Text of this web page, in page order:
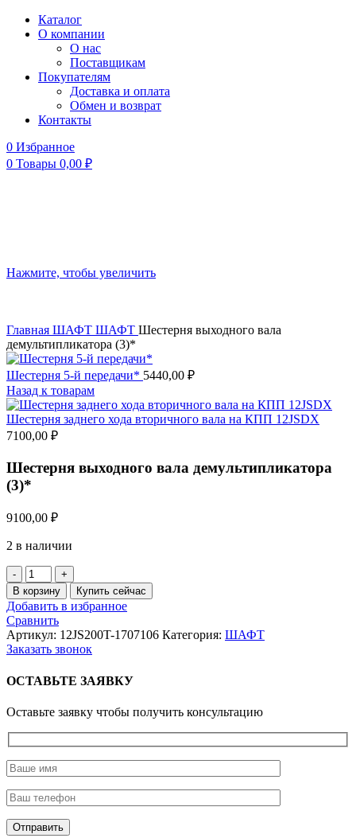
Каталог
О компании
О нас
Поставщикам
Покупателям
Доставка и оплата
Обмен и возврат
Контакты
0 Избранное
0 Товары 0,00 ₽
Нажмите, чтобы увеличить
Главная ШАФТ ШАФТ Шестерня выходного вала
демультипликатора (3)*
Шестерня 5-й передачи* 5440,00 ₽
Назад к товарам
Шестерня заднего хода вторичного вала на КПП 12JSDX
7100,00 ₽
Шестерня выходного вала демультипликатора
(3)*
9100,00 ₽
2 в наличии
Количество
товара
Шестерня
выходного
вала
демультипликатора
(3)*
В корзину Купить сейчас
Добавить в избранное
Сравнить
Артикул: 12JS200T-1707106 Категория: ШАФТ
Заказать звонок
ОСТАВЬТЕ ЗАЯВКУ
Оставьте заявку чтобы получить консультацию